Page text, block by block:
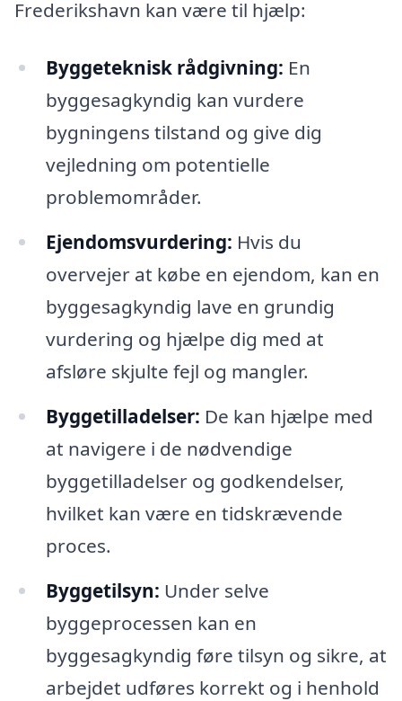
Frederikshavn kan være til hjælp:
Byggeteknisk rådgivning: En
byggesagkyndig kan vurdere
bygningens tilstand og give dig
vejledning om potentielle
problemområder.
Ejendomsvurdering: Hvis du
overvejer at købe en ejendom, kan en
byggesagkyndig lave en grundig
vurdering og hjælpe dig med at
afsløre skjulte fejl og mangler.
Byggetilladelser: De kan hjælpe med
at navigere i de nødvendige
byggetilladelser og godkendelser,
hvilket kan være en tidskrævende
proces.
Byggetilsyn: Under selve
byggeprocessen kan en
byggesagkyndig føre tilsyn og sikre, at
arbejdet udføres korrekt og i henhold